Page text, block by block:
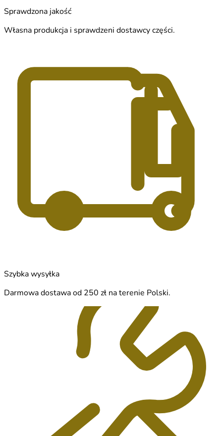
Sprawdzona jakość
Własna produkcja i sprawdzeni dostawcy części.
Szybka wysyłka
Darmowa dostawa od 250 zł na terenie Polski.